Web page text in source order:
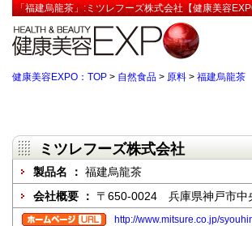
「福建烏龍茶」:ミツレフーズ株式会社【健康美容
健康美容EXPO：TOP > 自然食品 > 原料 > 福建烏龍茶
ミツレフーズ株式会社
製品名 ： 福建烏龍茶
会社概要 ： 〒650-0024 兵庫県神戸市中
http://www.mitsure.co.jp/